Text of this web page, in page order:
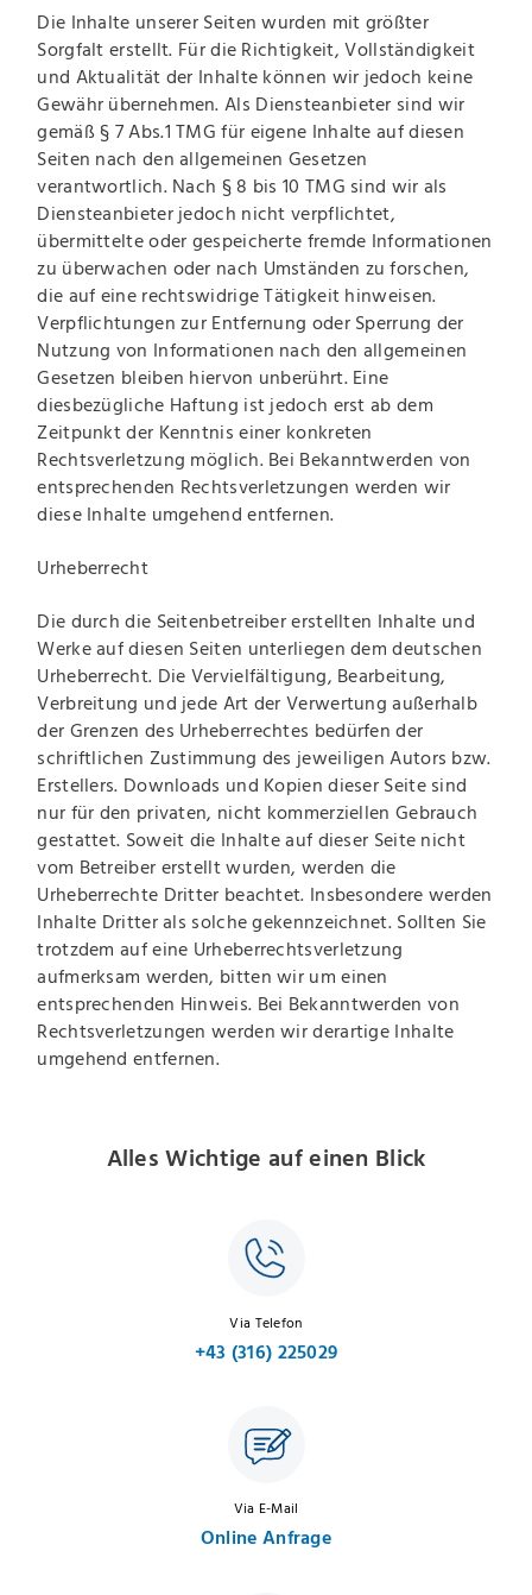
Die Inhalte unserer Seiten wurden mit größter
Sorgfalt erstellt. Für die Richtigkeit, Vollständigkeit
und Aktualität der Inhalte können wir jedoch keine
Gewähr übernehmen. Als Diensteanbieter sind wir
gemäß § 7 Abs.1 TMG für eigene Inhalte auf diesen
Seiten nach den allgemeinen Gesetzen
verantwortlich. Nach § 8 bis 10 TMG sind wir als
Diensteanbieter jedoch nicht verpflichtet,
übermittelte oder gespeicherte fremde Informationen
zu überwachen oder nach Umständen zu forschen,
die auf eine rechtswidrige Tätigkeit hinweisen.
Verpflichtungen zur Entfernung oder Sperrung der
Nutzung von Informationen nach den allgemeinen
Gesetzen bleiben hiervon unberührt. Eine
diesbezügliche Haftung ist jedoch erst ab dem
Zeitpunkt der Kenntnis einer konkreten
Rechtsverletzung möglich. Bei Bekanntwerden von
entsprechenden Rechtsverletzungen werden wir
diese Inhalte umgehend entfernen.
Urheberrecht
Die durch die Seitenbetreiber erstellten Inhalte und
Werke auf diesen Seiten unterliegen dem deutschen
Urheberrecht. Die Vervielfältigung, Bearbeitung,
Verbreitung und jede Art der Verwertung außerhalb
der Grenzen des Urheberrechtes bedürfen der
schriftlichen Zustimmung des jeweiligen Autors bzw.
Erstellers. Downloads und Kopien dieser Seite sind
nur für den privaten, nicht kommerziellen Gebrauch
gestattet. Soweit die Inhalte auf dieser Seite nicht
vom Betreiber erstellt wurden, werden die
Urheberrechte Dritter beachtet. Insbesondere werden
Inhalte Dritter als solche gekennzeichnet. Sollten Sie
trotzdem auf eine Urheberrechtsverletzung
aufmerksam werden, bitten wir um einen
entsprechenden Hinweis. Bei Bekanntwerden von
Rechtsverletzungen werden wir derartige Inhalte
umgehend entfernen.
Alles Wichtige auf einen Blick
Via Telefon
+43 (316) 225029
Via E-Mail
Online Anfrage